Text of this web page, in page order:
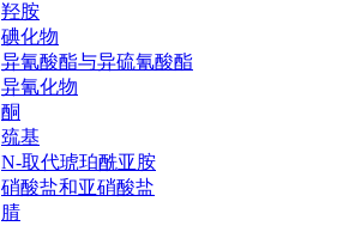
羟胺
碘化物
异氰酸酯与异硫氰酸酯
异氰化物
酮
巯基
N-取代琥珀酰亚胺
硝酸盐和亚硝酸盐
腈